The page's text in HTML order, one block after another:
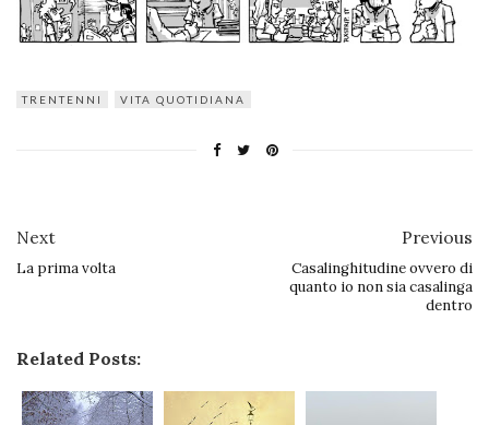
TRENTENNI VITA QUOTIDIANA
Next
La prima volta
Previous
Casalinghitudine ovvero di
quanto io non sia casalinga
dentro
Related Posts: